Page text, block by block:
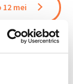
mei
9 sep